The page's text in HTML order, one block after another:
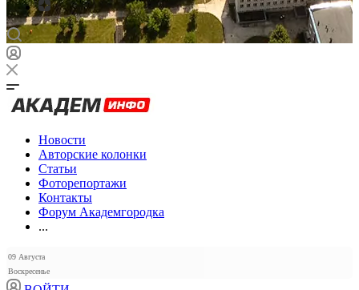
Новости
Авторские колонки
Статьи
Фоторепортажи
Контакты
Форум Академгородка
...
09 Августа
Воскресенье